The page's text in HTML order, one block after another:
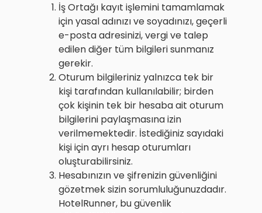
İş Ortağı kayıt işlemini tamamlamak
için yasal adınızı ve soyadınızı, geçerli
e-posta adresinizi, vergi ve talep
edilen diğer tüm bilgileri sunmanız
gerekir.
Oturum bilgileriniz yalnızca tek bir
kişi tarafından kullanılabilir; birden
çok kişinin tek bir hesaba ait oturum
bilgilerini paylaşmasına izin
verilmemektedir. İstediğiniz sayıdaki
kişi için ayrı hesap oturumları
oluşturabilirsiniz.
Hesabınızın ve şifrenizin güvenliğini
gözetmek sizin sorumluluğunuzdadır.
HotelRunner, bu güvenlik